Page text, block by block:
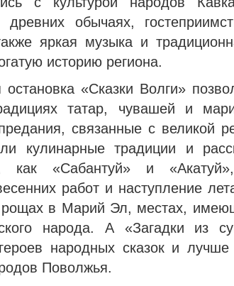
древних обычаях,
яркая музыка и
историю региона.
«Сказки Волги»
татар, чувашей и
связанные с великой
кулинарные традиции и
как «Сабантуй» и
работ и наступление
в Марий Эл, местах,
народа. А «Загадки из
народных сказок и лучше
Поволжья.